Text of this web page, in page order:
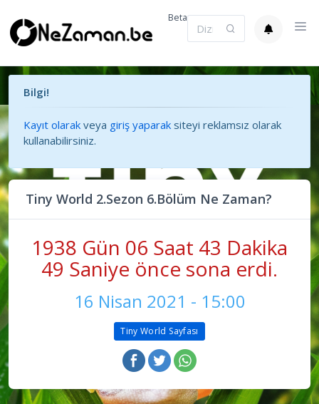
Beta
Bilgi!
Kayıt olarak veya giriş yaparak siteyi reklamsız olarak
kullanabilirsiniz.
Tiny World 2.Sezon 6.Bölüm Ne Zaman?
1938 Gün 06 Saat 43 Dakika
49 Saniye önce sona erdi.
16 Nisan 2021 - 15:00
Tiny World Sayfası